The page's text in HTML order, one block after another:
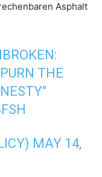
Asphalt
THE
MAY 14,